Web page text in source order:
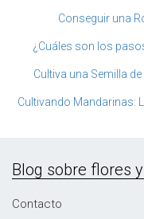
Conseguir una
¿Cuáles son los
Cultiva una Semilla
Cultivando Mandarinas:
Blog sobre flores
Contacto